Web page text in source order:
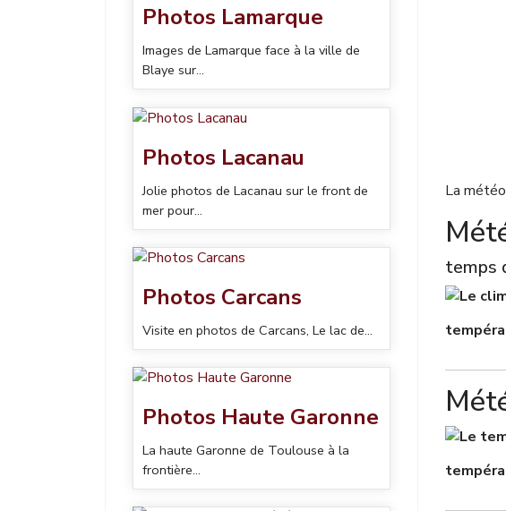
Photos Lamarque
Images de Lamarque face à la ville de
Blaye sur...
Photos Lacanau
Jolie photos de Lacanau sur le front de
mer pour...
Photos Carcans
Visite en photos de Carcans, Le lac de...
Photos Haute Garonne
La haute Garonne de Toulouse à la
frontière...
La
temps